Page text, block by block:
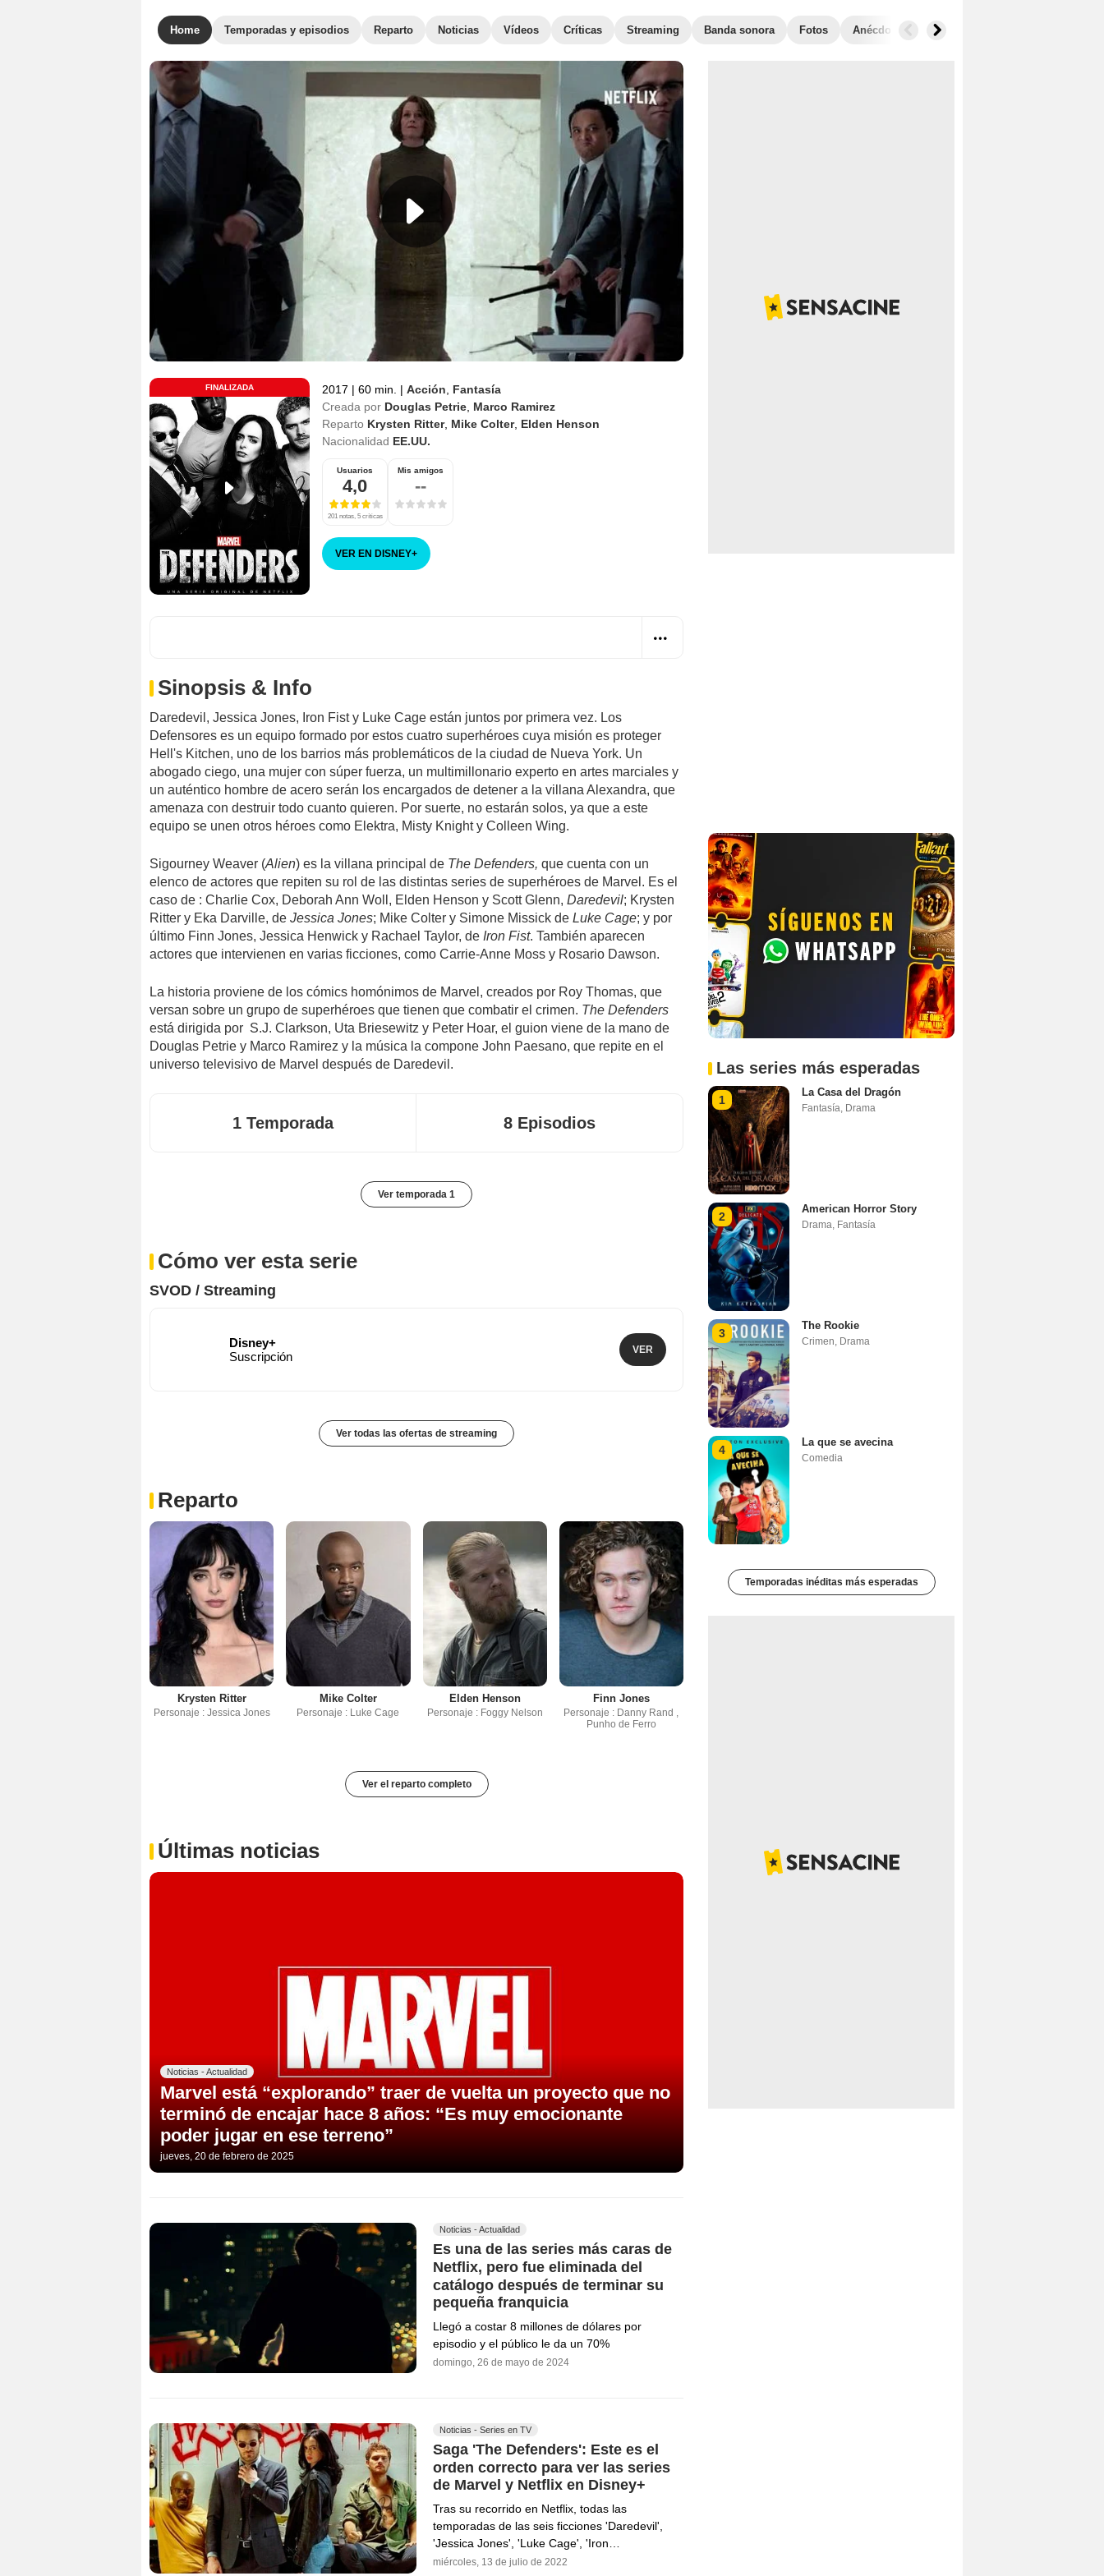
Home Temporadas y episodios Reparto Noticias Vídeos Críticas Streaming Banda sonora Fotos Anécdotas
FINALIZADA 2017 | 60 min. | Acción
Fantasía
Creada por Douglas Petrie Marco Ramirez
Reparto Krysten Ritter, Mike Colter, Elden Henson
Nacionalidad EE.UU.
Usuarios
4,0
201 notas, 5 críticas
Mis amigos
--
VER EN DISNEY+
Sinopsis & Info
Daredevil, Jessica Jones, Iron Fist y Luke Cage están juntos por primera vez. Los
Defensores es un equipo formado por estos cuatro superhéroes cuya misión es proteger
Hell's Kitchen, uno de los barrios más problemáticos de la ciudad de Nueva York. Un
abogado ciego, una mujer con súper fuerza, un multimillonario experto en artes marciales y
un auténtico hombre de acero serán los encargados de detener a la villana Alexandra, que
amenaza con destruir todo cuanto quieren. Por suerte, no estarán solos, ya que a este
equipo se unen otros héroes como Elektra, Misty Knight y Colleen Wing.
Sigourney Weaver (Alien) es la villana principal de The Defenders, que cuenta con un
elenco de actores que repiten su rol de las distintas series de superhéroes de Marvel. Es el
caso de : Charlie Cox, Deborah Ann Woll, Elden Henson y Scott Glenn, Daredevil; Krysten
Ritter y Eka Darville, de Jessica Jones; Mike Colter y Simone Missick de Luke Cage; y por
último Finn Jones, Jessica Henwick y Rachael Taylor, de Iron Fist. También aparecen
actores que intervienen en varias ficciones, como Carrie-Anne Moss y Rosario Dawson.
La historia proviene de los cómics homónimos de Marvel, creados por Roy Thomas, que
versan sobre un grupo de superhéroes que tienen que combatir el crimen. The Defenders
está dirigida por S.J. Clarkson, Uta Briesewitz y Peter Hoar, el guion viene de la mano de
Douglas Petrie y Marco Ramirez y la música la compone John Paesano, que repite en el
universo televisivo de Marvel después de Daredevil.
1 Temporada 8 Episodios
Ver temporada 1
Cómo ver esta serie
SVOD / Streaming
Disney+
Suscripción
VER
Ver todas las ofertas de streaming
Reparto
Krysten Ritter
Personaje : Jessica Jones
Mike Colter
Personaje : Luke Cage
Elden Henson
Personaje : Foggy Nelson
Finn Jones
Personaje : Danny Rand ,
Punho de Ferro
Ver el reparto completo
Últimas noticias
Noticias - Actualidad
Marvel está “explorando” traer de vuelta un proyecto que no
terminó de encajar hace 8 años: “Es muy emocionante
poder jugar en ese terreno”
jueves, 20 de febrero de 2025
Noticias - Actualidad
Es una de las series más caras de
Netflix, pero fue eliminada del
catálogo después de terminar su
pequeña franquicia
Llegó a costar 8 millones de dólares por
episodio y el público le da un 70%
domingo, 26 de mayo de 2024
Noticias - Series en TV
Saga 'The Defenders': Este es el
orden correcto para ver las series
de Marvel y Netflix en Disney+
Tras su recorrido en Netflix, todas las
temporadas de las seis ficciones 'Daredevil',
'Jessica Jones', 'Luke Cage', 'Iron…
miércoles, 13 de julio de 2022
Las series más esperadas
1
La Casa del Dragón
Fantasía, Drama
2
American Horror Story
Drama, Fantasía
3
The Rookie
Crimen, Drama
4
La que se avecina
Comedia
Temporadas inéditas más esperadas